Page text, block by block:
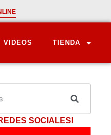
VIDEOS TIENDA
SOCIALES!